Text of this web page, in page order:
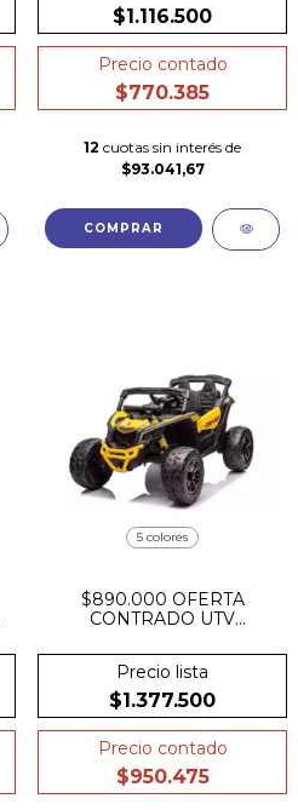
$1.116.500
Precio contado
$770.385
12 cuotas sin interés de
$93.041,67
5 colores
$890.000 OFERTA
CONTRADO UTV
licencia oficial CAN-AM
Pantalla
Precio lista
$1.377.500
Precio contado
$950.475